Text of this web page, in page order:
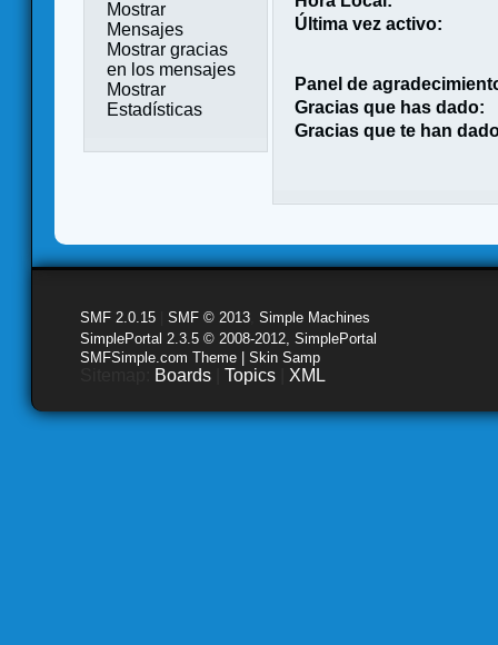
Mostrar
Mensajes
Mostrar gracias
en los mensajes
Mostrar
Estadísticas
Última vez activo:
Panel de
Gracias que has dado:
Gracias que te han
SMF 2.0.15 SMF © 2013 Simple Machines
SimplePortal 2.3.5 © 2008-2012, SimplePortal
SMFSimple.com Theme | Skin Samp
Boards Topics XML